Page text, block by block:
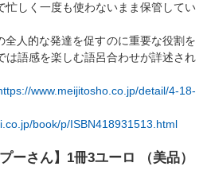
忙しく一度も使わないまま保管してい
全人的な発達を促すのに重要な役割を
は語感を楽しむ語呂合わせが詳述され
www.meijitosho.co.jp/detail/4-18-
book/p/ISBN418931513.html
ーさん】1冊3ユーロ （美品）